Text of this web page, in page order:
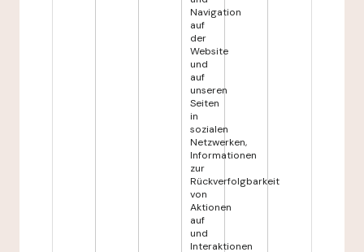
Navigation
auf
der
Website
und
auf
unseren
Seiten
in
sozialen
Netzwerken,
Informationen
zur
Rückverfolgbarkeit
von
Aktionen
auf
und
Interaktionen